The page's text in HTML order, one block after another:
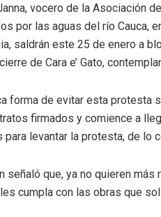
vocero de la Asociación
por las aguas del río Cauca,
saldrán este 25 de enero a
de Cara e’ Gato,
forma de evitar esta protesta
firmados y comience a
para levantar la protesta, de lo
señaló que, ya no quieren
cumpla con las obras que